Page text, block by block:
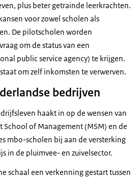
plus beter getrainde leerkrachten.
voor zowel scholen als
De pilotscholen worden
om de status van een
public service agency) te krijgen.
om zelf inkomsten te verwerven.
bedrijven
haakt in op de wensen van
School of Management(MSM) en de
mbo-scholen bij aan de versterking
in de pluimvee- en zuivelsector.
schaal een verkenning gestart tussen